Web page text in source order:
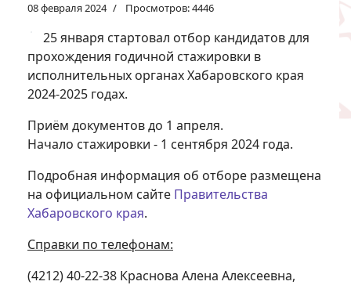
08 февраля 2024 Просмотров: 4446
25 января стартовал отбор кандидатов для
прохождения годичной стажировки в
исполнительных органах Хабаровского края
2024-2025 годах.
Приём документов до 1 апреля.
Начало стажировки - 1 сентября 2024 года.
Подробная информация об отборе размещена
на официальном сайте Правительства
Хабаровского края.
Справки по телефонам:
(4212) 40-22-38 Краснова Алена Алексеевна,